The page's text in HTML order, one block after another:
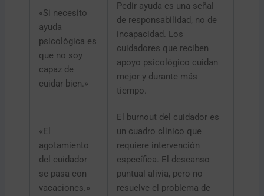
«Si necesito
ayuda
psicológica es
que no soy
capaz de
cuidar bien.»
Pedir ayuda es una señal
de responsabilidad, no de
incapacidad. Los
cuidadores que reciben
apoyo psicológico cuidan
mejor y durante más
tiempo.
«El
agotamiento
del cuidador
se pasa con
vacaciones.»
El burnout del cuidador es
un cuadro clínico que
requiere intervención
específica. El descanso
puntual alivia, pero no
resuelve el problema de